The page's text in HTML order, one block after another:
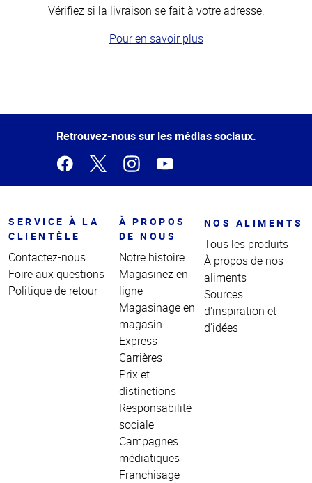
Vérifiez si la livraison se fait à votre adresse.
Pour en savoir plus
de la
Retrouvez-nous sur les médias sociaux.
SERVICE À LA
CLIENTÈLE
Contactez-nous
Foire aux questions
Politique de retour
À PROPOS
DE NOUS
Notre histoire
Magasinez en
ligne
Magasinage en
magasin
Express
Carrières
Prix et
distinctions
Responsabilité
sociale
Campagnes
médiatiques
Franchisage
NOS ALIMENTS
Tous les produits
À propos de nos
aliments
Sources
d'inspiration et
d'idées